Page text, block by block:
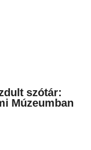
szótár:
Múzeumban